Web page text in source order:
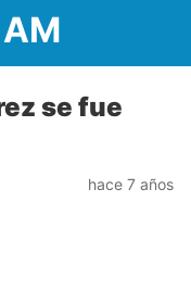
se fue
hace 7 años